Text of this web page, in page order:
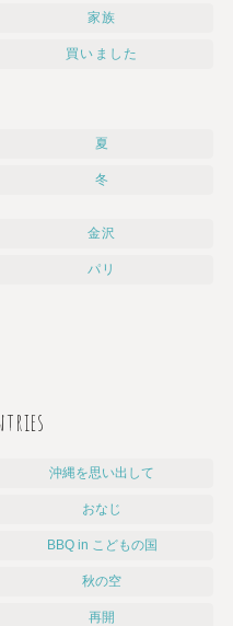
家族
買いました
夏
冬
金沢
パリ
沖縄を思い出して
おなじ
BBQ in こどもの国
秋の空
再開